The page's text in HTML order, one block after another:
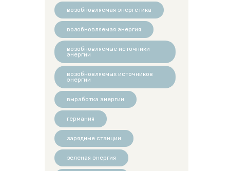
возобновляемая энергетика
возобновляемая энергия
возобновляемые источники
энергии
возобновляемых источников
энергии
выработка энергии
германия
зарядные станции
зеленая энергия